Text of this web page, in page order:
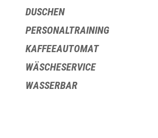
DUSCHEN
PERSONALTRAINING
KAFFEEAUTOMAT
WÄSCHESERVICE
WASSERBAR